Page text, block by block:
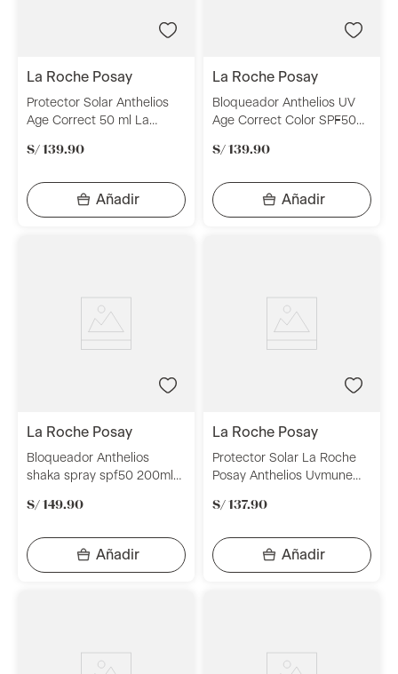
la roche posay
Protector Solar Anthelios
Age Correct 50 ml La
S/ 139.90
la roche posay
Bloqueador Anthelios UV
Age Correct Color SPF50
S/ 139.90
la roche posay
Bloqueador Anthelios
shaka spray spf50 200ml
S/ 149.90
la roche posay
Protector Solar La Roche
Posay Anthelios Uvmune
S/ 137.90